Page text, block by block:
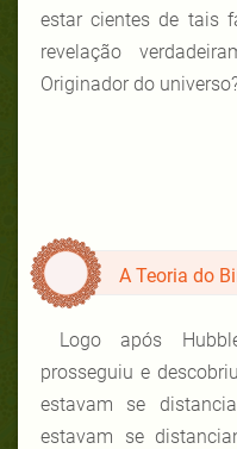
estar cientes de tais
revelação
Originador do
A Teoria do
Logo após
prosseguiu e
estavam se
estavam se